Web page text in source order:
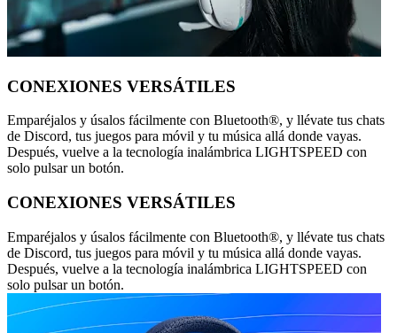
CONEXIONES VERSÁTILES
Emparéjalos y úsalos fácilmente con Bluetooth®, y llévate tus chats
de Discord, tus juegos para móvil y tu música allá donde vayas.
Después, vuelve a la tecnología inalámbrica LIGHTSPEED con
solo pulsar un botón.
CONEXIONES VERSÁTILES
Emparéjalos y úsalos fácilmente con Bluetooth®, y llévate tus chats
de Discord, tus juegos para móvil y tu música allá donde vayas.
Después, vuelve a la tecnología inalámbrica LIGHTSPEED con
solo pulsar un botón.